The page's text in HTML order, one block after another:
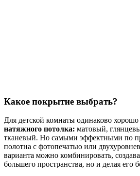
Какое покрытие выбрать?
Для детской комнаты одинаково
натяжного потолка: матовый,
тканевый. Но самыми эффектными по
полотна с фотопечатью или
варианта можно комбинировать,
большего пространства, но и делая его